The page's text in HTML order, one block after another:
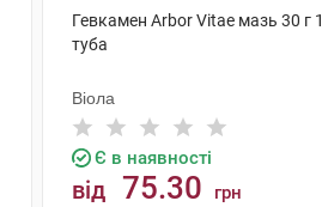
Гевкамен Arbor Vitae мазь 30 г 1
туба
Віола
Є в наявності
від 75.30 грн